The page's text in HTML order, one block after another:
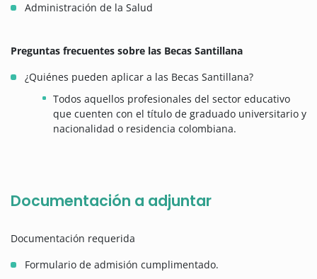
Administración de la Salud
Preguntas frecuentes sobre las Becas Santillana
¿Quiénes pueden aplicar a las Becas Santillana?
Todos aquellos profesionales del sector educativo
que cuenten con el título de graduado universitario y
nacionalidad o residencia colombiana.
Documentación a adjuntar
Documentación requerida
Formulario de admisión cumplimentado.